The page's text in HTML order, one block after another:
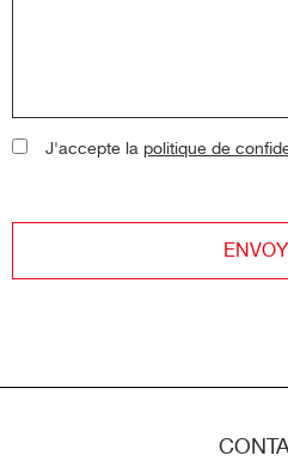
J'accepte la politique de